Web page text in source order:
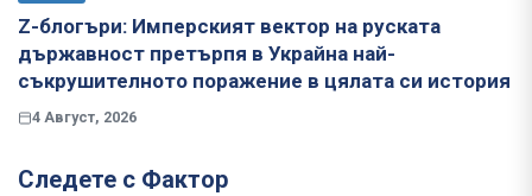
Z-блогъри: Имперският вектор на руската
държавност претърпя в Украйна най-
съкрушителното поражение в цялата си история
4 Август, 2026
Следете с Фактор